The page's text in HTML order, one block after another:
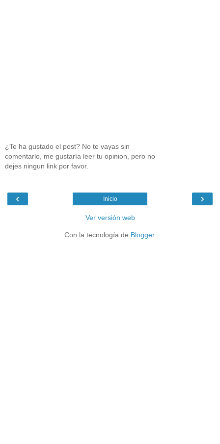
¿Te ha gustado el post? No te vayas sin
comentarlo, me gustaría leer tu opinion, pero no
dejes ningun link por favor.
‹ ›
Inicio
Ver versión web
Con la tecnología de Blogger.